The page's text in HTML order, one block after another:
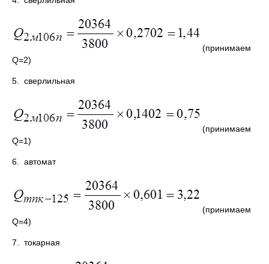
(принимаем
Q=2)
5. сверлильная
(принимаем
Q=1)
6. автомат
(принимаем
Q=4)
7. токарная